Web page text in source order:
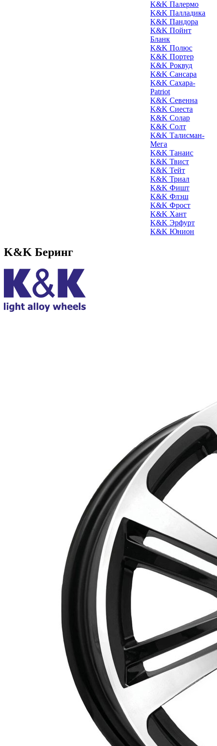
K&K Палермо
K&K Палладика
K&K Пандора
K&K Пойнт
Бланк
K&K Полюс
K&K Портер
K&K Роквуд
K&K Сансара
K&K Сахара-
Patriot
K&K Севенна
K&K Сиеста
K&K Солар
K&K Солт
K&K Талисман-
Мега
K&K Танаис
K&K Твист
K&K Тейт
K&K Триал
K&K Фишт
K&K Флэш
K&K Фрост
K&K Хант
K&K Эрфурт
K&K Юнион
K&K Беринг